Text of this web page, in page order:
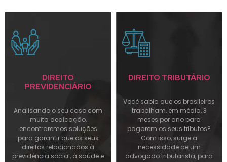
DIREITO
PREVIDENCIÁRIO
Analisando o seu caso com
muita dedicação,
encontraremos soluções
para garantir que os seus
direitos relacionados à
previdência social, à saúde e
DIREITO TRIBUTÁRIO
Você sabia que os brasileiros
trabalham, em média, 3
meses por ano para
pagarem os seus tributos?
Com isso, surge a
necessidade de um
advogado tributarista, para